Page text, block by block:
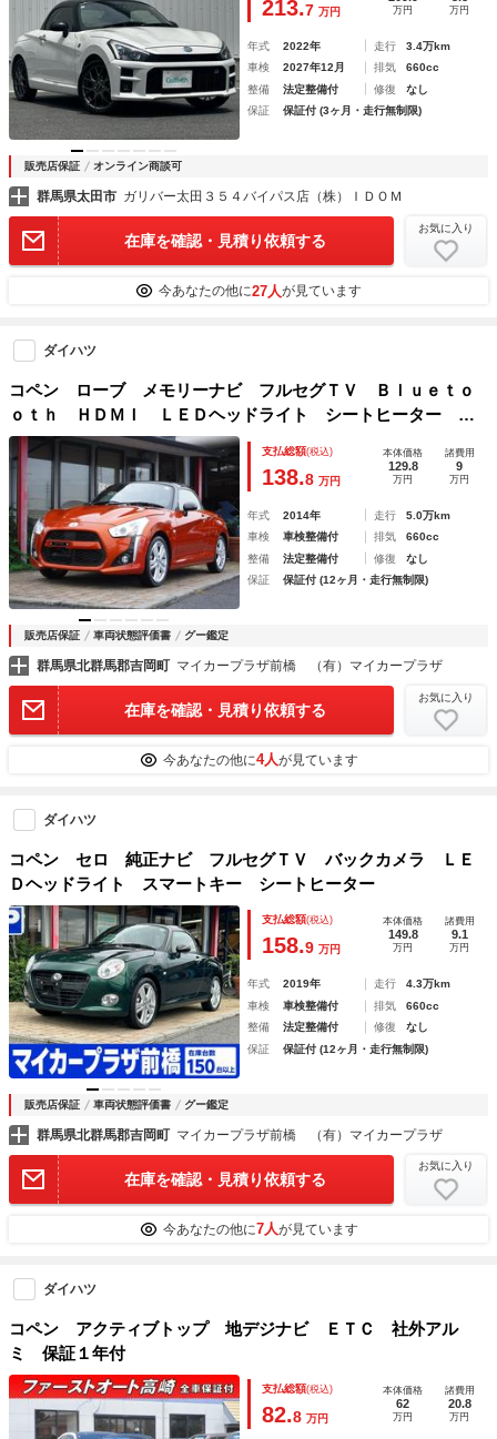
213.7 万円 万円 万円
年式 2022年 走行
3.4万km
車検
2027年12月 排気
660cc
整備
法定整備付 修復
なし
保証
保証付 (3ヶ月・走行無制限)
販売店保証 オンライン商談可
群馬県太田市 ガリバー太田３５４バイパス店（株）ＩＤＯＭ
在庫を確認・見積り依頼する
お気に入り
今あなたの他に27人が見ています
ダイハツ
コペン ローブ メモリーナビ フルセグＴＶ Ｂｌｕｅｔｏ
ｏｔｈ ＨＤＭＩ ＬＥＤヘッドライト シートヒーター ス
マートキー
支払総額(税込)
138.8 万円
本体価格
129.8
万円
諸費用
9
万円
年式 2014年 走行
5.0万km
車検
車検整備付 排気
660cc
整備
法定整備付 修復
なし
保証
保証付 (12ヶ月・走行無制限)
販売店保証 車両状態評価書 グー鑑定
群馬県北群馬郡吉岡町 マイカープラザ前橋 （有）マイカープラザ
在庫を確認・見積り依頼する
お気に入り
今あなたの他に4人が見ています
ダイハツ
コペン セロ 純正ナビ フルセグＴＶ バックカメラ ＬＥ
Ｄヘッドライト スマートキー シートヒーター
支払総額(税込)
158.9 万円
本体価格
149.8
万円
諸費用
9.1
万円
年式 2019年 走行
4.3万km
車検
車検整備付 排気
660cc
整備
法定整備付 修復
なし
保証
保証付 (12ヶ月・走行無制限)
販売店保証 車両状態評価書 グー鑑定
群馬県北群馬郡吉岡町 マイカープラザ前橋 （有）マイカープラザ
在庫を確認・見積り依頼する
お気に入り
今あなたの他に7人が見ています
ダイハツ
コペン アクティブトップ 地デジナビ ＥＴＣ 社外アル
ミ 保証１年付
支払総額(税込)
82.8 万円
本体価格
62
万円
諸費用
20.8
万円